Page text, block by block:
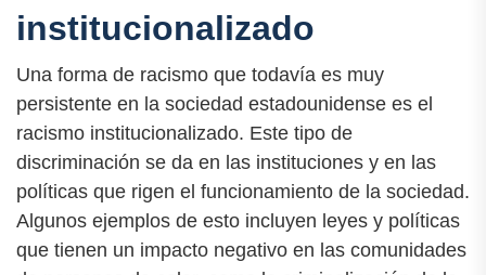
institucionalizado
Una forma de racismo que todavía es muy
persistente en la sociedad estadounidense es el
racismo institucionalizado. Este tipo de
discriminación se da en las instituciones y en las
políticas que rigen el funcionamiento de la sociedad.
Algunos ejemplos de esto incluyen leyes y políticas
que tienen un impacto negativo en las comunidades